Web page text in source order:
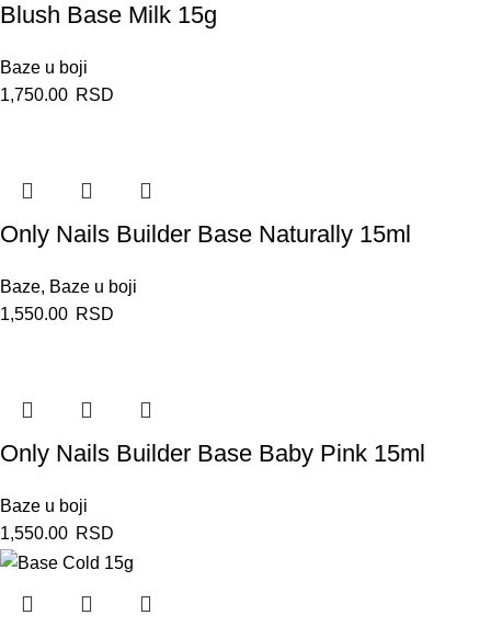
Blush Base Milk 15g
Baze u boji
1,750.00 RSD
Only Nails Builder Base Naturally 15ml
Baze, Baze u boji
1,550.00 RSD
Only Nails Builder Base Baby Pink 15ml
Baze u boji
1,550.00 RSD